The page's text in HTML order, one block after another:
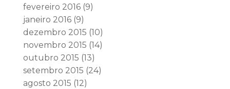
fevereiro 2016(9)
janeiro 2016(9)
dezembro 2015 (10)
novembro 2015 (14)
outubro 2015 (13)
setembro 2015 (24)
agosto 2015 (12)